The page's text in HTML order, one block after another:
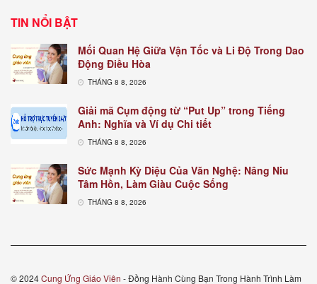
TIN NỔI BẬT
Mối Quan Hệ Giữa Vận Tốc và Li Độ Trong Dao
Động Điều Hòa
THÁNG 8 8, 2026
Giải mã Cụm động từ “Put Up” trong Tiếng
Anh: Nghĩa và Ví dụ Chi tiết
THÁNG 8 8, 2026
Sức Mạnh Kỳ Diệu Của Văn Nghệ: Nâng Niu
Tâm Hồn, Làm Giàu Cuộc Sống
THÁNG 8 8, 2026
© 2024Cung Ứng Giáo Viên - Đồng Hành Cùng Bạn Trong Hành Trình Làm